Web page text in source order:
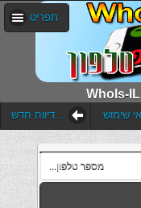
תפריט
הוסף דיווח חדש שימוש